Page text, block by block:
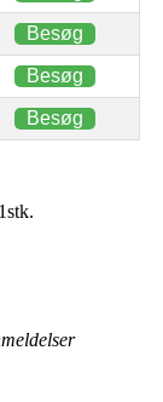
Besøg
Besøg
Besøg